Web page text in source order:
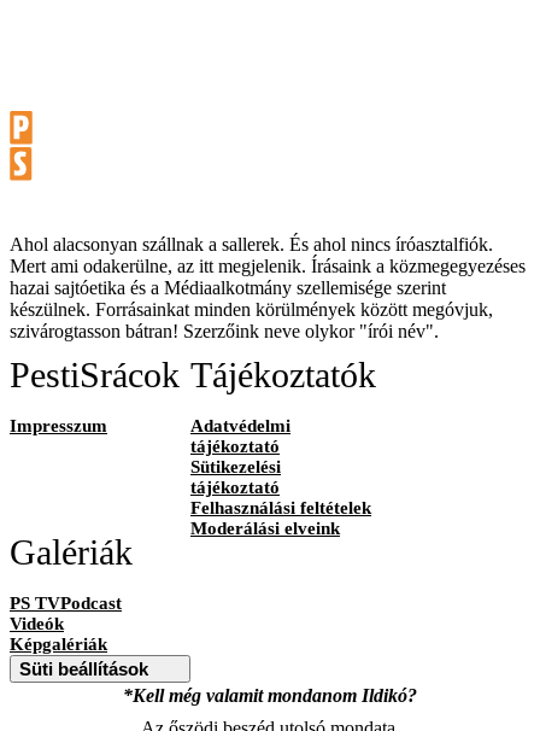
Ahol alacsonyan szállnak a sallerek. És ahol nincs íróasztalfiók.
Mert ami odakerülne, az itt megjelenik. Írásaink a közmegegyezéses
hazai sajtóetika és a Médiaalkotmány szellemisége szerint
készülnek. Forrásainkat minden körülmények között megóvjuk,
szivárogtasson bátran! Szerzőink neve olykor "írói név".
PestiSrácok
Impresszum
Tájékoztatók
Adatvédelmi
tájékoztató
Sütikezelési
tájékoztató
Felhasználási feltételek
Moderálási elveink
Galériák
PS TVPodcast
Videók
Képgalériák
Süti beállítások
*Kell még valamit mondanom Ildikó?